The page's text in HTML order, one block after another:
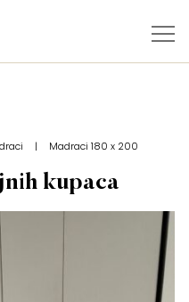
| Madraci 180 x 200
kupaca